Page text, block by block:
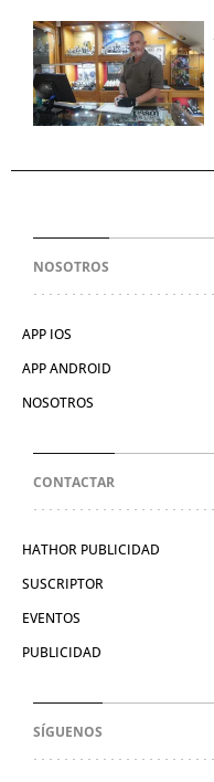
NOSOTROS
APP IOS
APP ANDROID
NOSOTROS
CONTACTAR
HATHOR PUBLICIDAD
SUSCRIPTOR
EVENTOS
PUBLICIDAD
SÍGUENOS